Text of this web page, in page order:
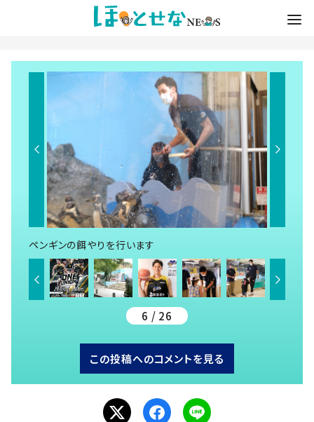
ペンギンの餌やりを行います
6 / 26
この投稿へのコメントを見る